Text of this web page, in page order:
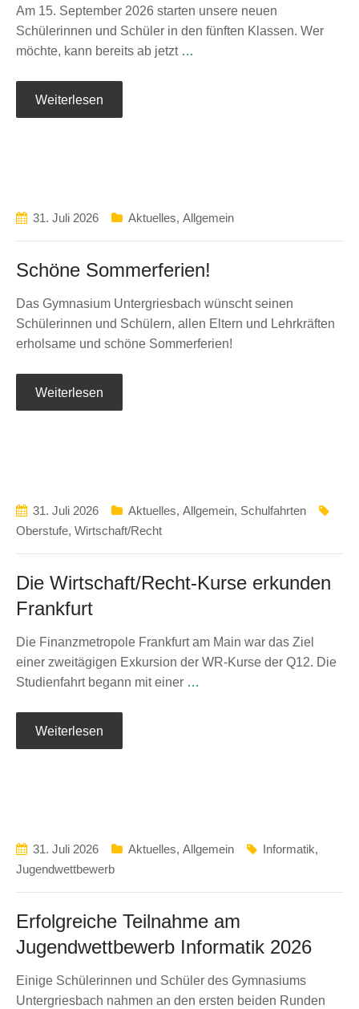
Am 15. September 2026 starten unsere neuen
Schülerinnen und Schüler in den fünften Klassen. Wer
möchte, kann bereits ab jetzt …
Weiterlesen
31. Juli 2026 Aktuelles, Allgemein
Schöne Sommerferien!
Das Gymnasium Untergriesbach wünscht seinen
Schülerinnen und Schülern, allen Eltern und Lehrkräften
erholsame und schöne Sommerferien!
Weiterlesen
31. Juli 2026 Aktuelles, Allgemein, Schulfahrten
Oberstufe, Wirtschaft/Recht
Die Wirtschaft/Recht-Kurse erkunden
Frankfurt
Die Finanzmetropole Frankfurt am Main war das Ziel
einer zweitägigen Exkursion der WR-Kurse der Q12. Die
Studienfahrt begann mit einer …
Weiterlesen
31. Juli 2026 Aktuelles, Allgemein Informatik,
Jugendwettbewerb
Erfolgreiche Teilnahme am
Jugendwettbewerb Informatik 2026
Einige Schülerinnen und Schüler des Gymnasiums
Untergriesbach nahmen an den ersten beiden Runden